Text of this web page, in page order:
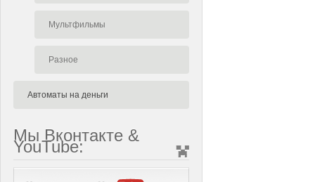
Мультфильмы
Разное
Автоматы на деньги
Мы Вконтакте &
YouTube: